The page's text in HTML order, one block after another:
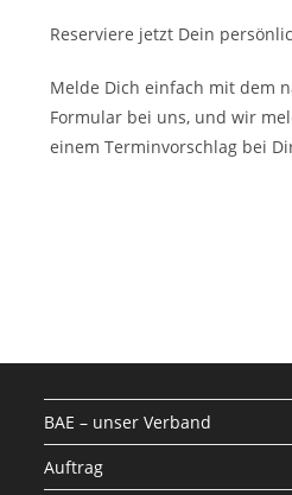
Reserviere jetzt Dein
Melde Dich einfach mit dem
Formular bei uns, und wir
einem Terminvorschlag bei
BAE – unser Verband
Auftrag